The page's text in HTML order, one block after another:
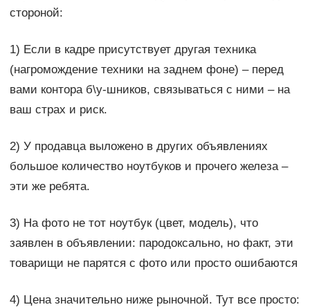
стороной:
1) Если в кадре присутствует другая техника
(нагромождение техники на заднем фоне) – перед
вами контора б\у-шников, связываться с ними – на
ваш страх и риск.
2) У продавца выложено в других объявлениях
большое количество ноутбуков и прочего железа –
эти же ребята.
3) На фото не тот ноутбук (цвет, модель), что
заявлен в объявлении: пародоксально, но факт, эти
товарищи не парятся с фото или просто ошибаются
4) Цена значительно ниже рыночной. Тут все просто: